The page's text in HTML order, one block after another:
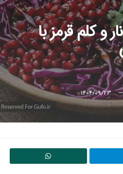
و کلم قرمز با
1404/09/23